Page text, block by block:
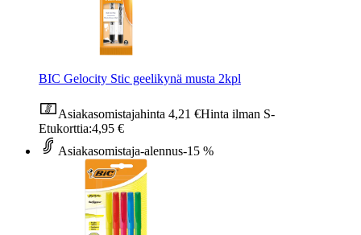
BIC Gelocity Stic geelikynä musta 2kpl
Asiakasomistajahinta 4,21 €Hinta ilman S-
Etukorttia:4,95 €
Asiakasomistaja-alennus-15 %